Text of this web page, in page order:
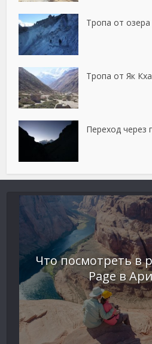
Тропа от
Тропа от Як
Переход через
Что посмотреть в
Page в